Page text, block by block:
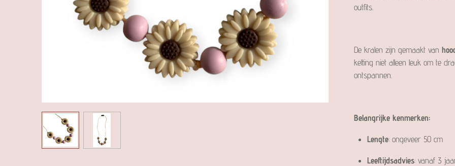
outfits.
De kralen zijn gemaakt van
ketting niet alleen leuk om te
ontspannen.
Belangrijke kenmerken:
Lengte: ongeveer 50 cm
Leeftijdsadvies: vanaf 3